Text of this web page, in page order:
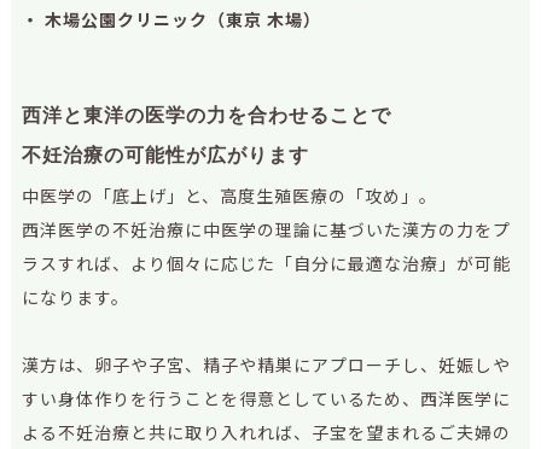
・ 木場公園クリニック（東京 木場）
西洋と東洋の医学の力を合わせることで
不妊治療の可能性が広がります
中医学の「底上げ」と、高度生殖医療の「攻め」。
西洋医学の不妊治療に中医学の理論に基づいた漢方の力をプ
ラスすれば、より個々に応じた「自分に最適な治療」が可能
になります。
漢方は、卵子や子宮、精子や精巣にアプローチし、妊娠しや
すい身体作りを行うことを得意としているため、西洋医学に
よる不妊治療と共に取り入れれば、子宝を望まれるご夫婦の